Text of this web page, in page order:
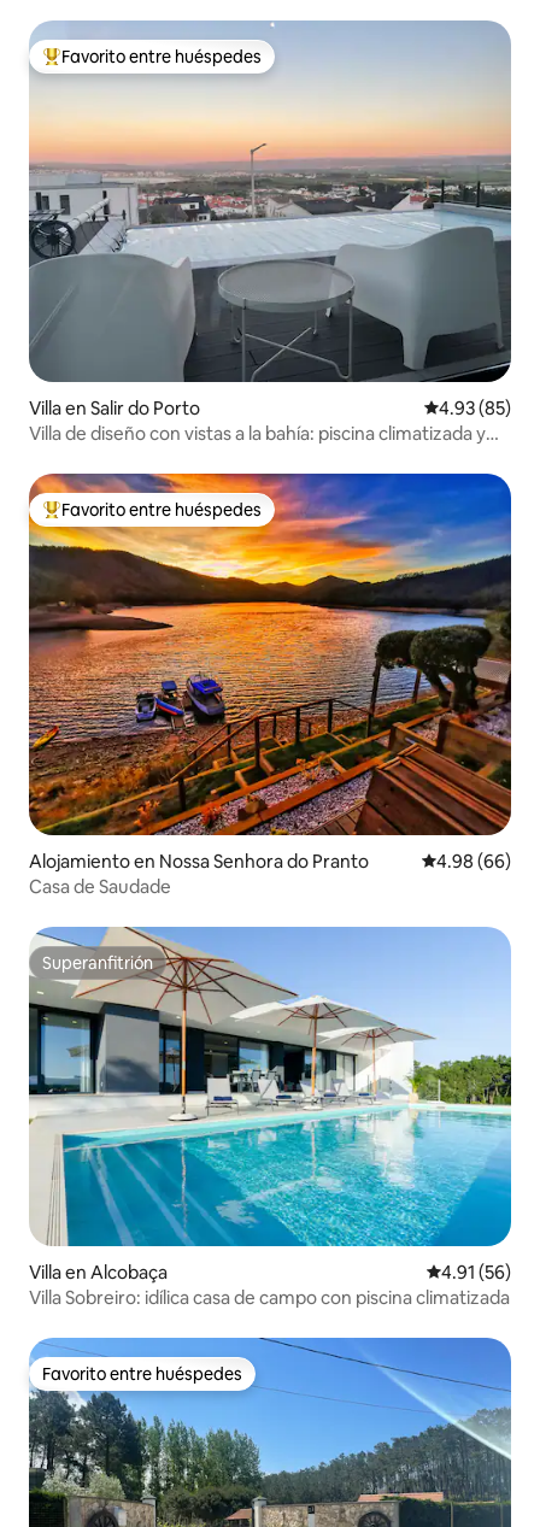
Favorito entre huéspedes preferido
Favorito entre huéspedes
Villa en Salir do Porto Calificación
4.93 (85)
Villa de diseño con vistas a la bahía: piscina climatizada y
Favorito entre huéspedes preferido
Favorito entre huéspedes
Alojamiento en Nossa Senhora do Pranto Calificación
4.98 (66)
Casa de Saudade
Superanfitrión
Superanfitrión
Villa en Alcobaça Calificación
4.91 (56)
Villa Sobreiro: idílica casa de campo con piscina climatizada
Favorito entre huéspedes
Favorito entre huéspedes